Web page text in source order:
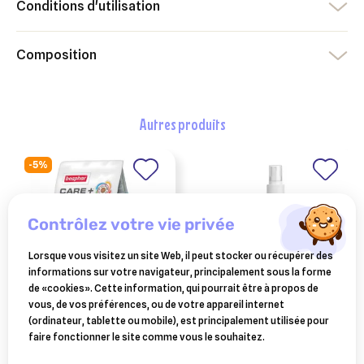
Conditions d'utilisation
Composition
autres produits
-5%
BEAPHAR
care+, alimentation
pour hamster 700 gr
actiplant' – hygiène
buccale chien et chat –
gel dentifrice 125 ml
contrôlez votre vie privée
Lorsque vous visitez un site Web, il peut stocker ou récupérer des
informations sur votre navigateur, principalement sous la forme
de «cookies». Cette information, qui pourrait être à propos de
vous, de vos préférences, ou de votre appareil internet
(ordinateur, tablette ou mobile), est principalement utilisée pour
faire fonctionner le site comme vous le souhaitez.